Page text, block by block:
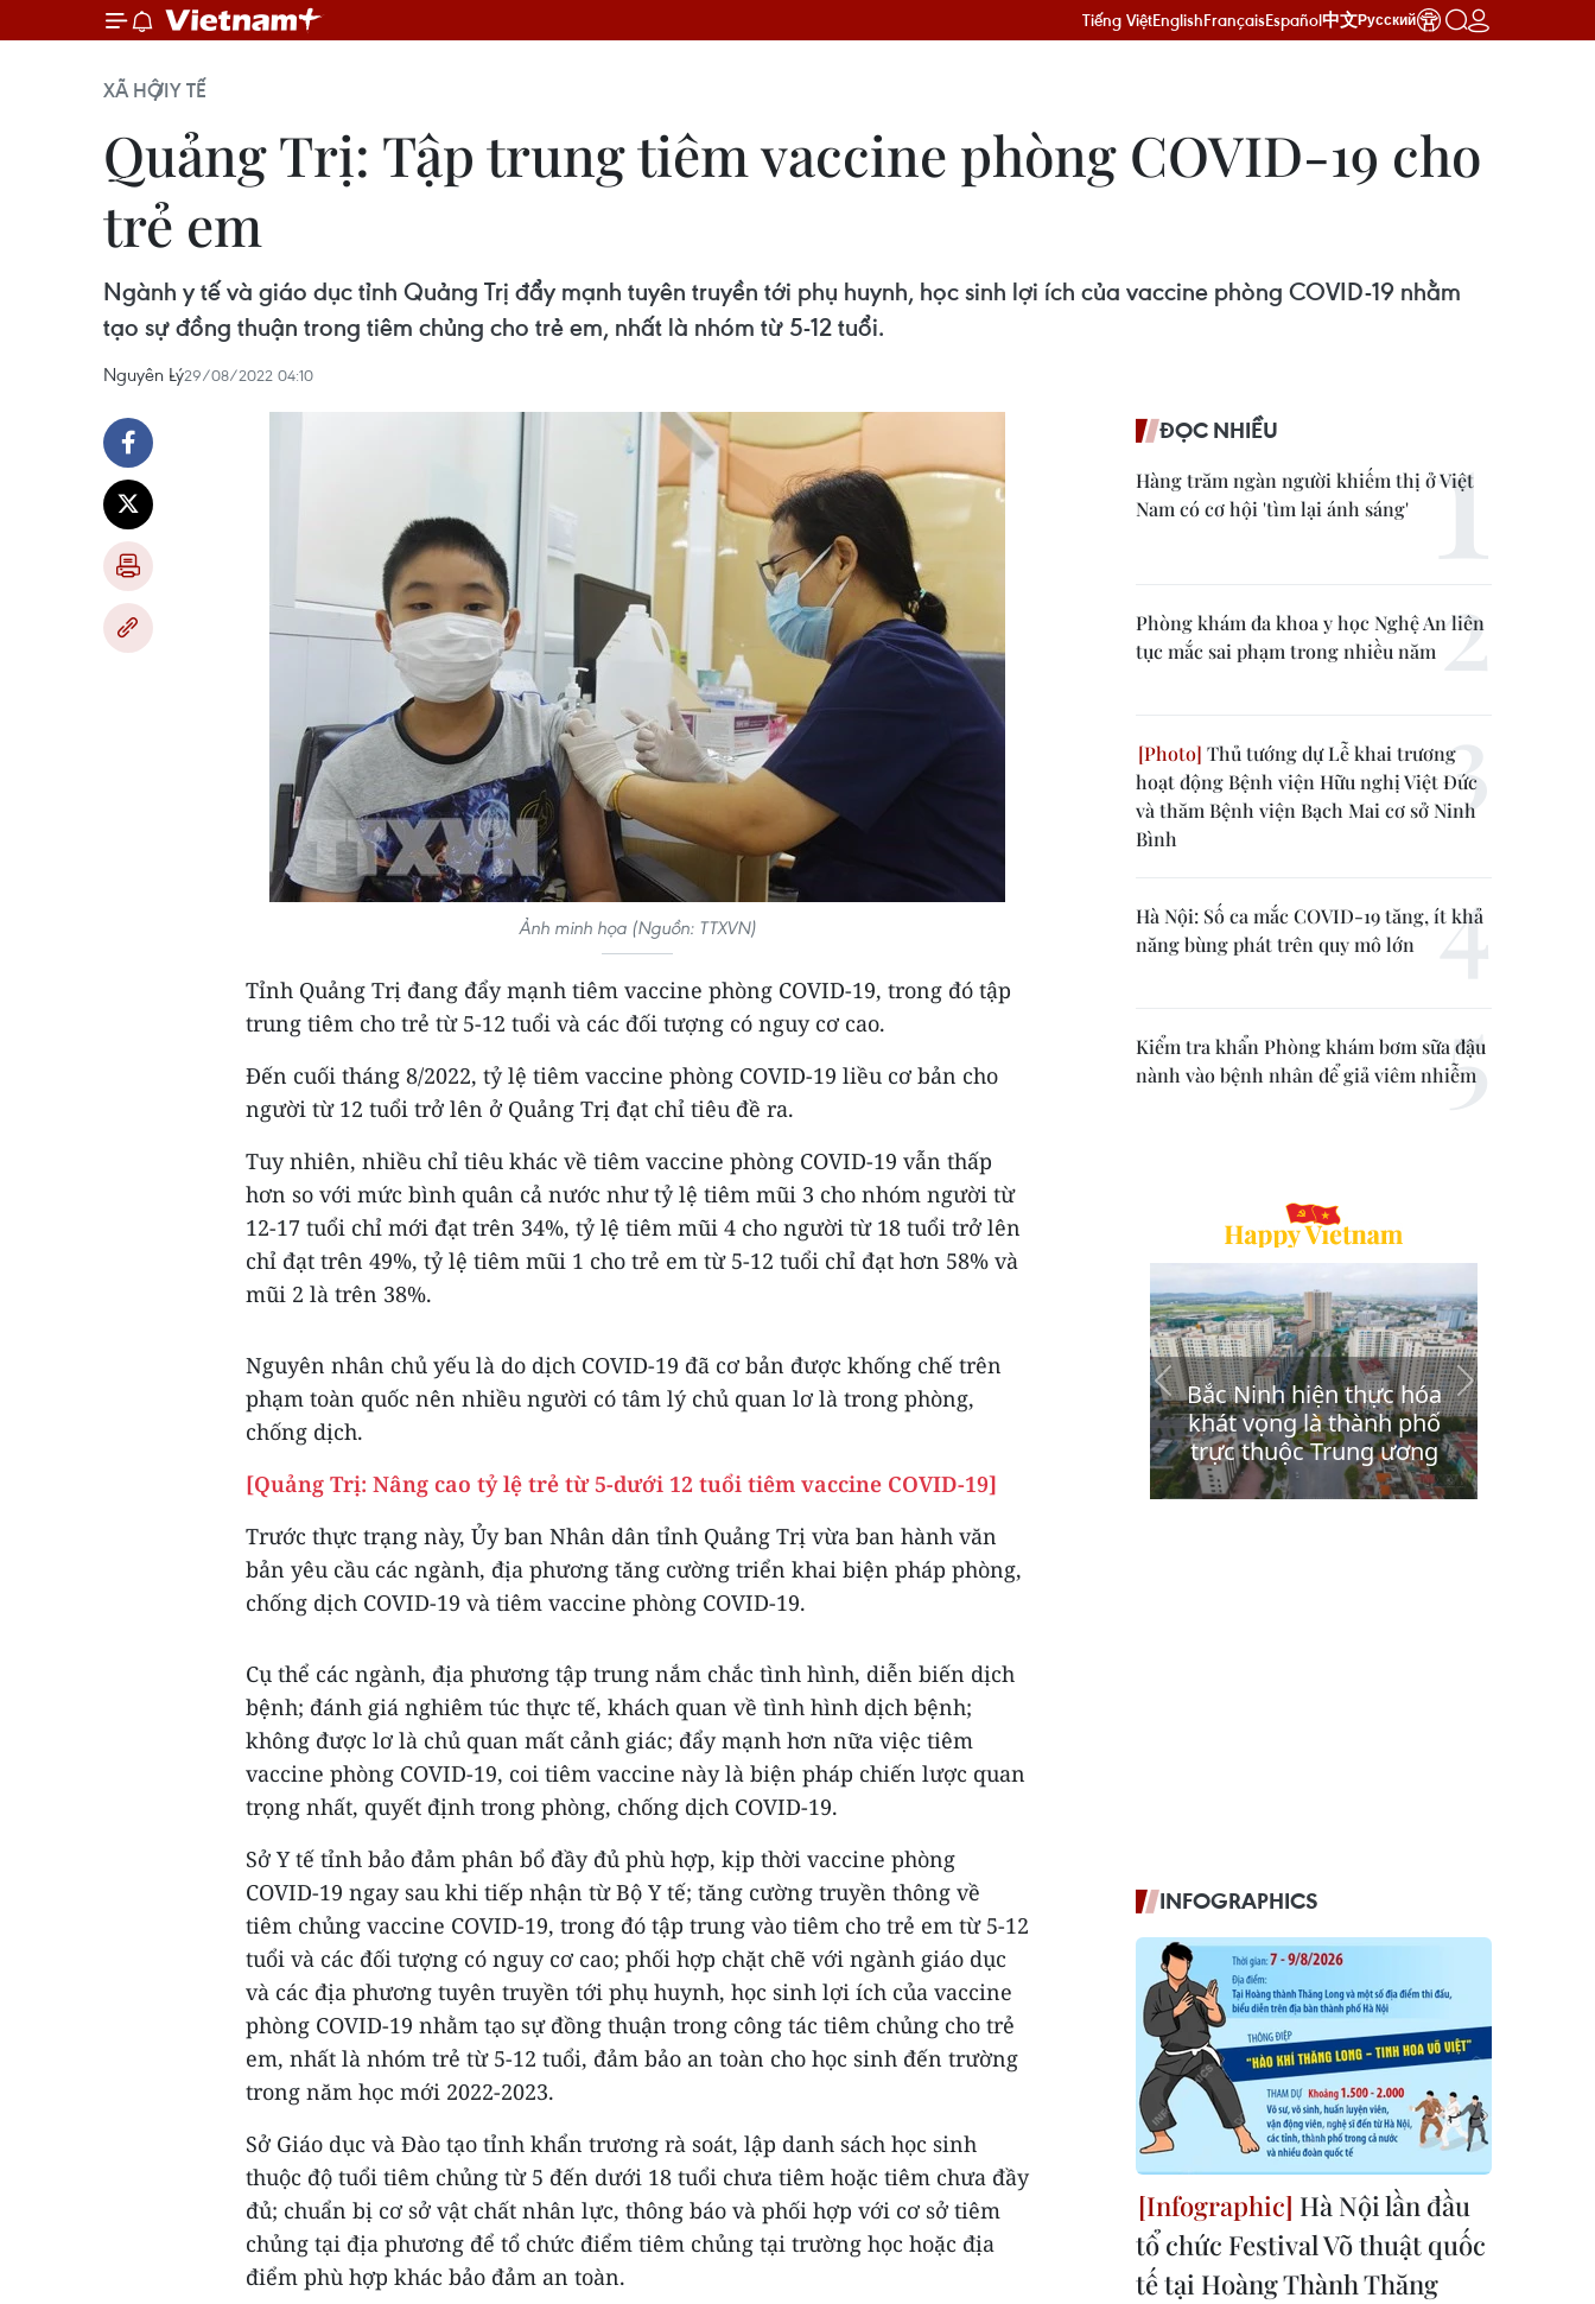
Tiếng ViệtEnglishFrançaisEspañol中文Русский
XÃ HỘIY TẾ
Quảng Trị: Tập trung tiêm vaccine phòng COVID-19 cho
trẻ em
Ngành y tế và giáo dục tỉnh Quảng Trị đẩy mạnh tuyên truyền tới phụ huynh, học sinh lợi ích của vaccine phòng COVID-19 nhằm
tạo sự đồng thuận trong tiêm chủng cho trẻ em, nhất là nhóm từ 5-12 tuổi.
Nguyên Lý29/08/2022 04:10
Ảnh minh họa (Nguồn: TTXVN)
Tỉnh Quảng Trị đang đẩy mạnh tiêm vaccine phòng COVID-19, trong đó tập
trung tiêm cho trẻ từ 5-12 tuổi và các đối tượng có nguy cơ cao.
Đến cuối tháng 8/2022, tỷ lệ tiêm vaccine phòng COVID-19 liều cơ bản cho
người từ 12 tuổi trở lên ở Quảng Trị đạt chỉ tiêu đề ra.
Tuy nhiên, nhiều chỉ tiêu khác về tiêm vaccine phòng COVID-19 vẫn thấp
hơn so với mức bình quân cả nước như tỷ lệ tiêm mũi 3 cho nhóm người từ
12-17 tuổi chỉ mới đạt trên 34%, tỷ lệ tiêm mũi 4 cho người từ 18 tuổi trở lên
chỉ đạt trên 49%, tỷ lệ tiêm mũi 1 cho trẻ em từ 5-12 tuổi chỉ đạt hơn 58% và
mũi 2 là trên 38%.
Nguyên nhân chủ yếu là do dịch COVID-19 đã cơ bản được khống chế trên
phạm toàn quốc nên nhiều người có tâm lý chủ quan lơ là trong phòng,
chống dịch.
[Quảng Trị: Nâng cao tỷ lệ trẻ từ 5-dưới 12 tuổi tiêm vaccine COVID-19]
Trước thực trạng này, Ủy ban Nhân dân tỉnh Quảng Trị vừa ban hành văn
bản yêu cầu các ngành, địa phương tăng cường triển khai biện pháp phòng,
chống dịch COVID-19 và tiêm vaccine phòng COVID-19.
Cụ thể các ngành, địa phương tập trung nắm chắc tình hình, diễn biến dịch
bệnh; đánh giá nghiêm túc thực tế, khách quan về tình hình dịch bệnh;
không được lơ là chủ quan mất cảnh giác; đẩy mạnh hơn nữa việc tiêm
vaccine phòng COVID-19, coi tiêm vaccine này là biện pháp chiến lược quan
trọng nhất, quyết định trong phòng, chống dịch COVID-19.
Sở Y tế tỉnh bảo đảm phân bổ đầy đủ phù hợp, kịp thời vaccine phòng
COVID-19 ngay sau khi tiếp nhận từ Bộ Y tế; tăng cường truyền thông về
tiêm chủng vaccine COVID-19, trong đó tập trung vào tiêm cho trẻ em từ 5-12
tuổi và các đối tượng có nguy cơ cao; phối hợp chặt chẽ với ngành giáo dục
và các địa phương tuyên truyền tới phụ huynh, học sinh lợi ích của vaccine
phòng COVID-19 nhằm tạo sự đồng thuận trong công tác tiêm chủng cho trẻ
em, nhất là nhóm trẻ từ 5-12 tuổi, đảm bảo an toàn cho học sinh đến trường
trong năm học mới 2022-2023.
Sở Giáo dục và Đào tạo tỉnh khẩn trương rà soát, lập danh sách học sinh
thuộc độ tuổi tiêm chủng từ 5 đến dưới 18 tuổi chưa tiêm hoặc tiêm chưa đầy
đủ; chuẩn bị cơ sở vật chất nhân lực, thông báo và phối hợp với cơ sở tiêm
chủng tại địa phương để tổ chức điểm tiêm chủng tại trường học hoặc địa
điểm phù hợp khác bảo đảm an toàn.
ĐỌC NHIỀU
Hàng trăm ngàn người khiếm thị ở Việt
Nam có cơ hội 'tìm lại ánh sáng'
Phòng khám đa khoa y học Nghệ An liên
tục mắc sai phạm trong nhiều năm
Thủ tướng dự Lễ khai trương
hoạt động Bệnh viện Hữu nghị Việt Đức
và thăm Bệnh viện Bạch Mai cơ sở Ninh
Bình
Hà Nội: Số ca mắc COVID-19 tăng, ít khả
năng bùng phát trên quy mô lớn
Kiểm tra khẩn Phòng khám bơm sữa đậu
nành vào bệnh nhân để giả viêm nhiễm
INFOGRAPHICS
Hà Nội lần đầu
tổ chức Festival Võ thuật quốc
tế tại Hoàng Thành Thăng